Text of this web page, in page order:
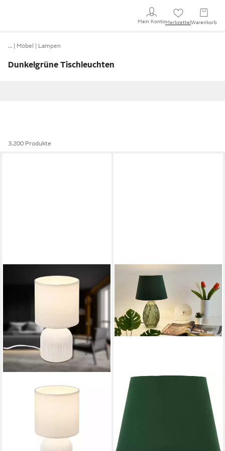
Mein KontoMerkzettel Warenkorb
… Möbel Lampen
Dunkelgrüne Tischleuchten
3.200 Produkte